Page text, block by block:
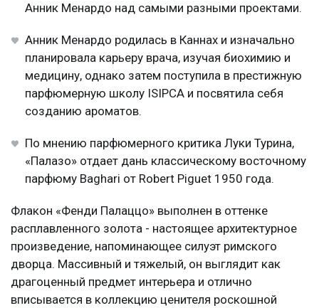
Анник Менардо над самыми разными проектами.
Анник Менардо родилась в Каннах и изначально
планировала карьеру врача, изучая биохимию и
медицину, однако затем поступила в престижную
парфюмерную школу ISIPCA и посвятила себя
созданию ароматов.
По мнению парфюмерного критика Луки Турина,
«Палазо» отдает дань классическому восточному
парфюму Baghari от Robert Piguet 1950 года.
Флакон «Фенди Палаццо» выполнен в оттенке
расплавленного золота - настоящее архитектурное
произведение, напоминающее силуэт римского
дворца. Массивный и тяжелый, он выглядит как
драгоценный предмет интерьера и отлично
вписывается в коллекцию ценителя роскошной